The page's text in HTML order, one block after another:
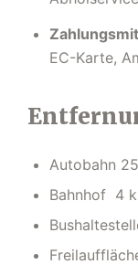
EC-Karte,
Autobahn
Bahnhof 4